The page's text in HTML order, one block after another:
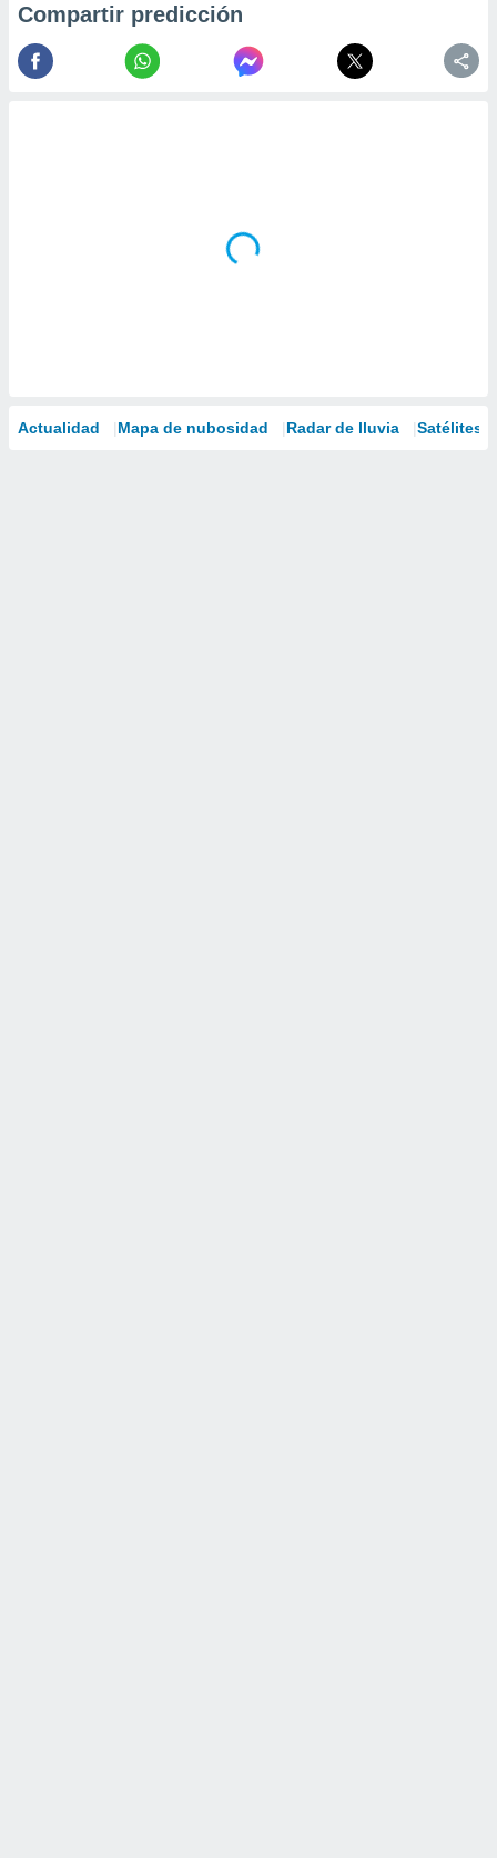
Compartir predicción
Actualidad Mapa de nubosidad Radar de lluvia Satélites